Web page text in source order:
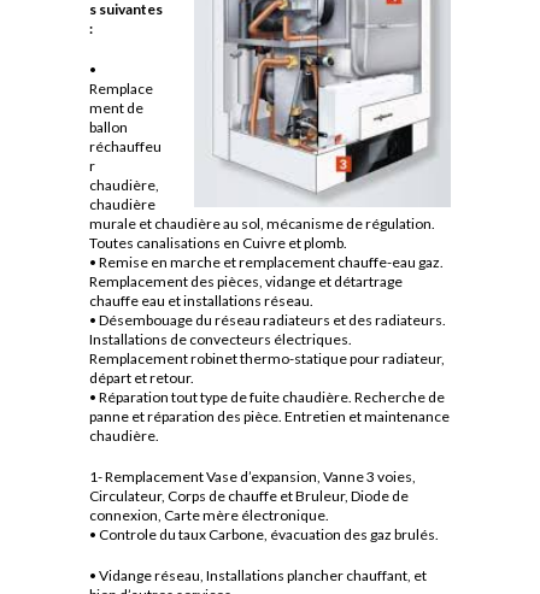
s suivantes
:
•
Remplace
ment de
ballon
réchauffeu
r
chaudière,
chaudière
murale et chaudière au sol, mécanisme de régulation.
Toutes canalisations en Cuivre et plomb.
• Remise en marche et remplacement chauffe-eau gaz.
Remplacement des pièces, vidange et détartrage
chauffe eau et installations réseau.
• Désembouage du réseau radiateurs et des radiateurs.
Installations de convecteurs électriques.
Remplacement robinet thermo-statique pour radiateur,
départ et retour.
• Réparation tout type de fuite chaudière. Recherche de
panne et réparation des pièce. Entretien et maintenance
chaudière.
1- Remplacement Vase d’expansion, Vanne 3 voies,
Circulateur, Corps de chauffe et Bruleur, Diode de
connexion, Carte mère électronique.
• Controle du taux Carbone, évacuation des gaz brulés.
• Vidange réseau, Installations plancher chauffant, et